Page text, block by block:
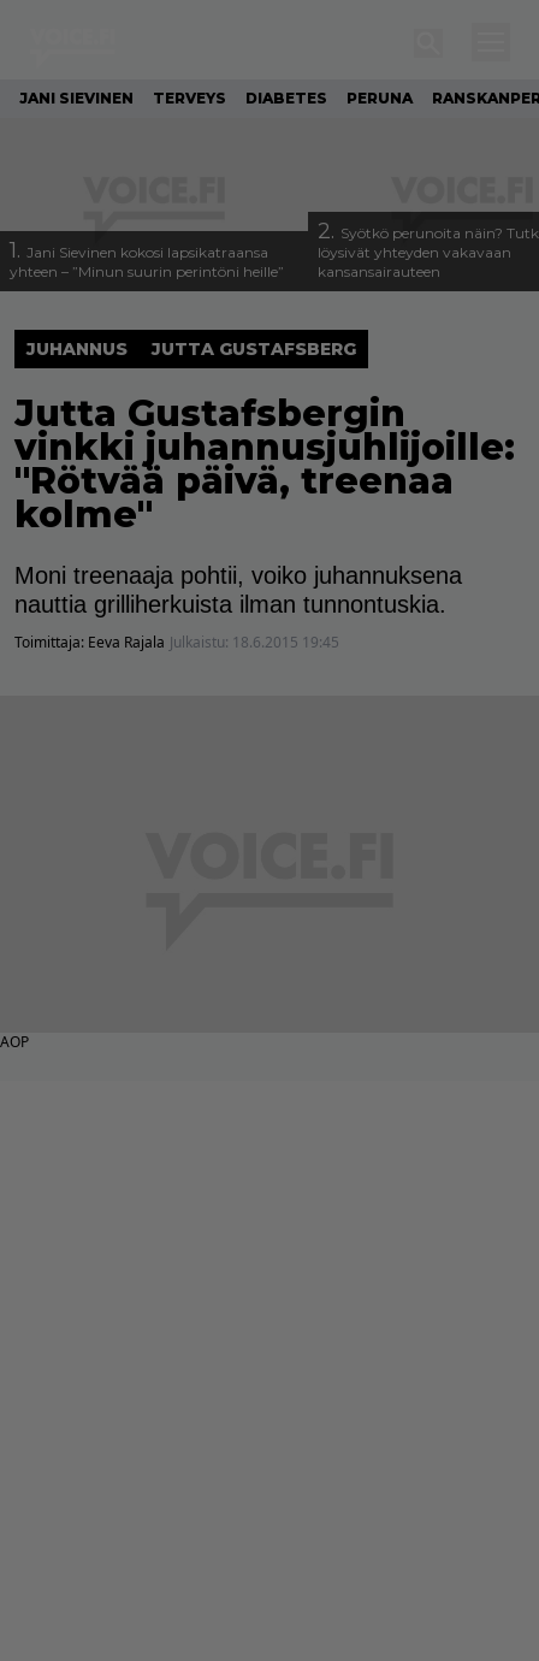
JANI SIEVINEN TERVEYS DIABETES PERUNA
1. Jani Sievinen kokosi lapsikatraansa
yhteen – ”Minun suurin perintöni heille”
2. Syötkö perunoita näin?
löysivät yhteyden vakavaan
kansansairauteen
JUHANNUS JUTTA GUSTAFSBERG
Jutta Gustafsbergin
vinkki juhannusjuhlijoille:
"Rötvää päivä, treenaa
kolme"
Moni treenaaja pohtii, voiko juhannuksena
nauttia grilliherkuista ilman tunnontuskia.
Toimittaja: Eeva Rajala Julkaistu: 18.6.2015 19:45
AOP